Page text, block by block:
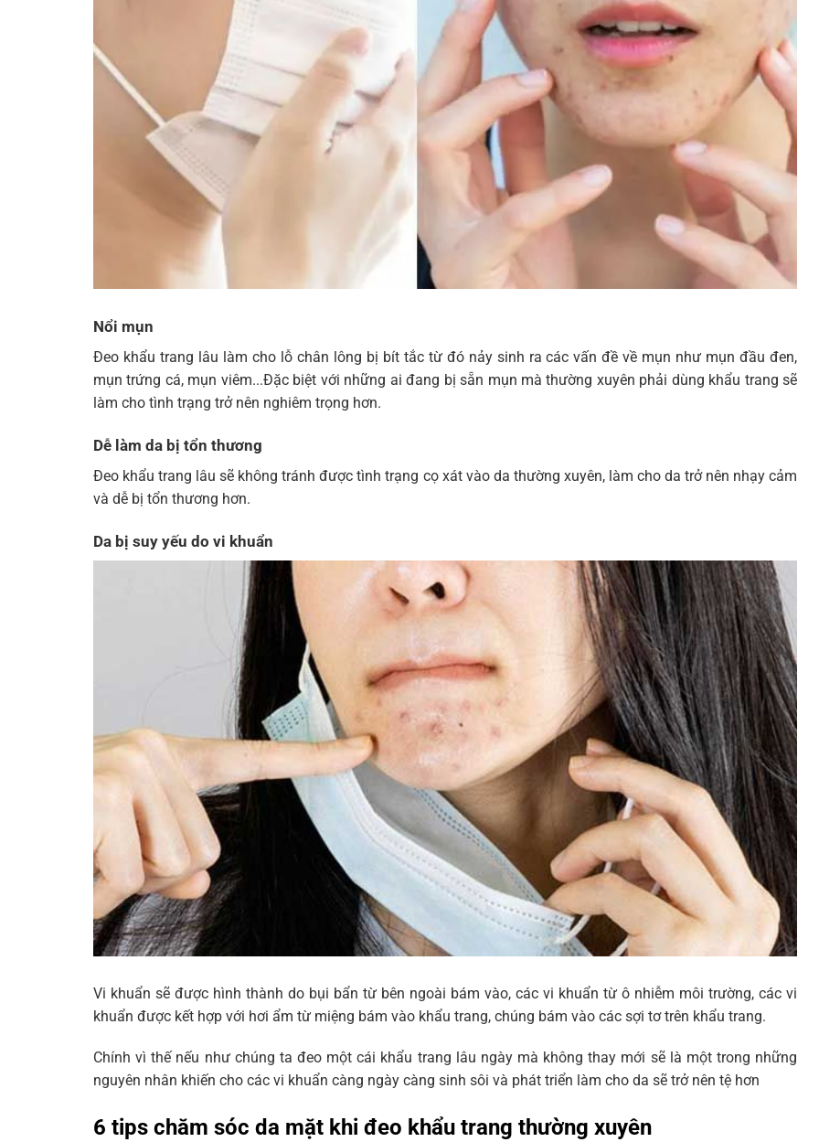
Nổi mụn
Đeo khẩu trang lâu làm cho lỗ chân lông bị bít tắc từ đó nảy sinh ra các vấn đề về mụn như mụn đầu đen,
mụn trứng cá, mụn viêm...Đặc biệt với những ai đang bị sẵn mụn mà thường xuyên phải dùng khẩu trang sẽ
làm cho tình trạng trở nên nghiêm trọng hơn.
Dễ làm da bị tổn thương
Đeo khẩu trang lâu sẽ không tránh được tình trạng cọ xát vào da thường xuyên, làm cho da trở nên nhạy cảm
và dễ bị tổn thương hơn.
Da bị suy yếu do vi khuẩn
Vi khuẩn sẽ được hình thành do bụi bẩn từ bên ngoài bám vào, các vi khuẩn từ ô nhiễm môi trường, các vi
khuẩn được kết hợp với hơi ẩm từ miệng bám vào khẩu trang, chúng bám vào các sợi tơ trên khẩu trang.
Chính vì thế nếu như chúng ta đeo một cái khẩu trang lâu ngày mà không thay mới sẽ là một trong những
nguyên nhân khiến cho các vi khuẩn càng ngày càng sinh sôi và phát triển làm cho da sẽ trở nên tệ hơn
6 tips chăm sóc da mặt khi đeo khẩu trang thường xuyên